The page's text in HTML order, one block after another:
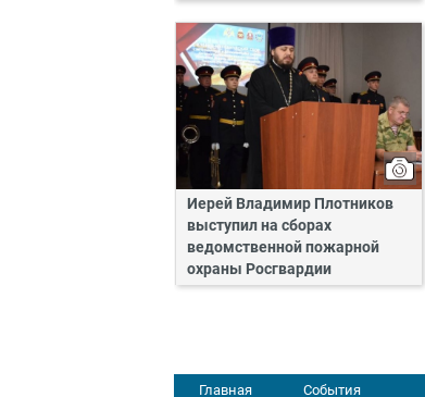
Иерей Владимир Плотников
выступил на сборах
ведомственной пожарной
охраны Росгвардии
Главная События